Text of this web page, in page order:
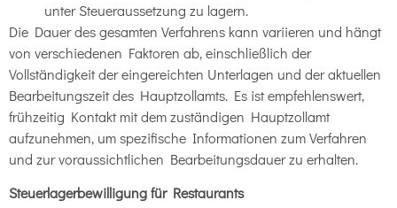
unter Steueraussetzung zu lagern.
Die Dauer des gesamten Verfahrens kann variieren und hängt
von verschiedenen Faktoren ab, einschließlich der
Vollständigkeit der eingereichten Unterlagen und der aktuellen
Bearbeitungszeit des Hauptzollamts. Es ist empfehlenswert,
frühzeitig Kontakt mit dem zuständigen Hauptzollamt
aufzunehmen, um spezifische Informationen zum Verfahren
und zur voraussichtlichen Bearbeitungsdauer zu erhalten.
Steuerlagerbewilligung für Restaurants